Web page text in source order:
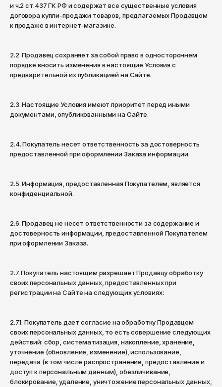
Кепки
Панамы
Трусы
Прочее
Носки
Ремни
Панамы
Часы
Reebok
Salomon
Saucony
The Hundreds
Thrasher
Vans
ОКТЯБРЬ
и ч.2 ст.437 ГК РФ и содержат все существенные условия
договора купли-продажи товаров, предлагаемых Продавцом
к продаже в интернет-магазине.
2.2. Продавец сохраняет за собой право в одностороннем
порядке вносить изменения в настоящие Условия с
предварительной их публикацией на Сайте.
2.3. Настоящие Условия имеют приоритет перед иными
документами, опубликованными на Сайте.
2.4. Покупатель несет ответственность за достоверность
предоставленной при оформлении Заказа информации.
2.5. Информация, предоставленная Покупателем, является
конфиденциальной.
2.6. Продавец не несет ответственности за содержание и
достоверность информации, предоставленной Покупателем
при оформлении Заказа.
2.7. Покупатель настоящим разрешает Продавцу обработку
своих персональных данных, предоставленных при
регистрации на Сайте на следующих условиях:
2.7.1. Покупатель дает согласие на обработку Продавцом
своих персональных данных, то есть совершение следующих
действий: сбор, систематизация, накопление, хранение,
уточнение (обновление, изменение), использование,
передача (в том числе распространение, предоставление и
доступ к персональным данным), обезличивание,
блокирование, удаление, уничтожение персональных данных,
Москва
Мурманск
Назрань
Нальчик
Нефтеюганск
Нижнекамск
Нижний Новгород
Новосибирск
Обнинск
Омск
Оренбург
Пенза
Петрозаводск
Петропавловск-Камчатский
Псков
Ростов-на-Дону